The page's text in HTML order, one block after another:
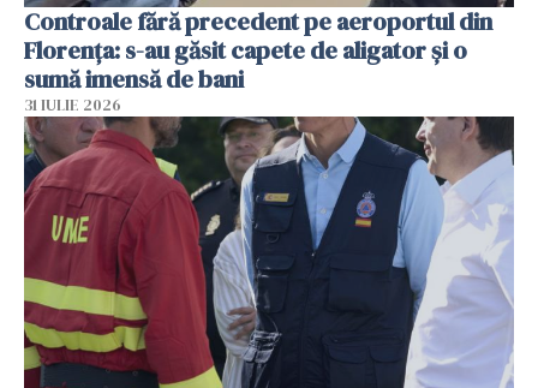
Controale fără precedent pe aeroportul din
Florența: s-au găsit capete de aligator și o
sumă imensă de bani
31 IULIE 2026